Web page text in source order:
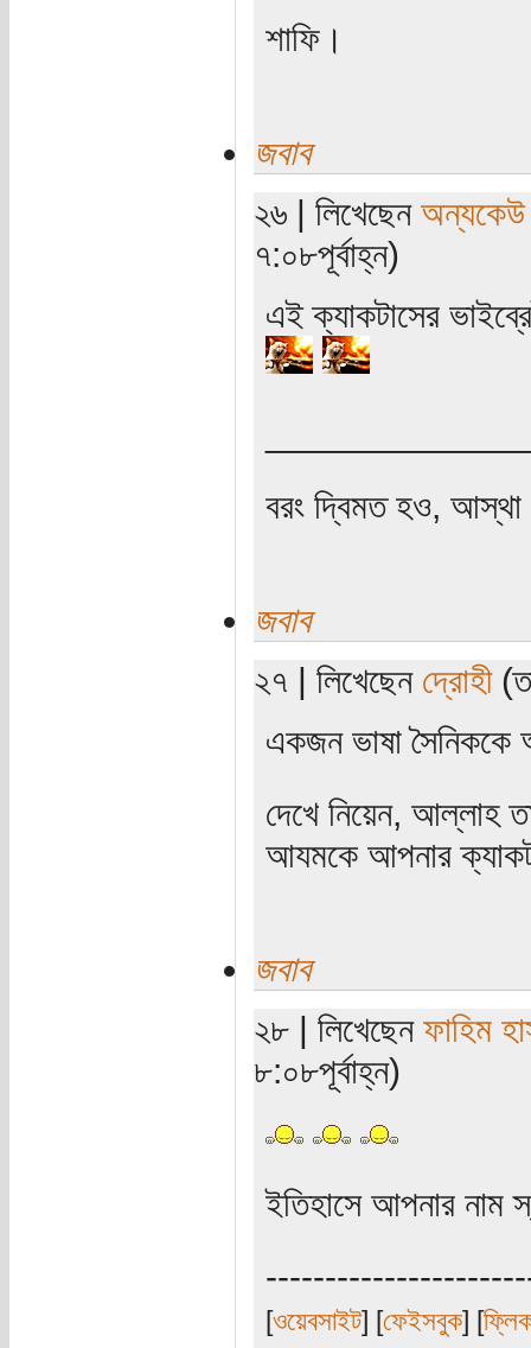
শাফি।
জবাব
২৬ | লিখেছেন অন্যকেউ
৭:০৮পূর্বাহ্ন)
এই ক্যাকটাসের
বরং দ্বিমত হও, আস্থা
জবাব
২৭ | লিখেছেন দ্রোহী
একজন ভাষা সৈনিককে
দেখে নিয়েন, আল্লাহ
আযমকে আপনার
জবাব
২৮ | লিখেছেন ফাহিম
৮:০৮পূর্বাহ্ন)
ইতিহাসে আপনার নাম
[ওয়েবসাইট] [ফেইসবুক] [